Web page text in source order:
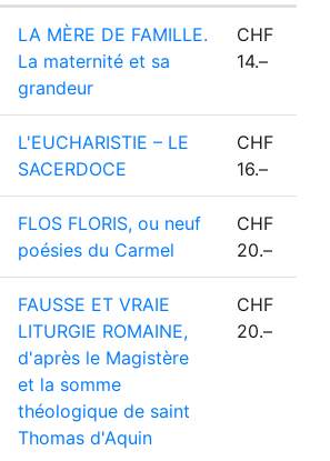
LA MÈRE DE FAMILLE.
La maternité et sa
grandeur
CHF
14.–
L'EUCHARISTIE – LE
SACERDOCE
CHF
16.–
FLOS FLORIS, ou neuf
poésies du Carmel
CHF
20.–
FAUSSE ET VRAIE
LITURGIE ROMAINE,
d'après le Magistère
et la somme
théologique de saint
Thomas d'Aquin
CHF
20.–